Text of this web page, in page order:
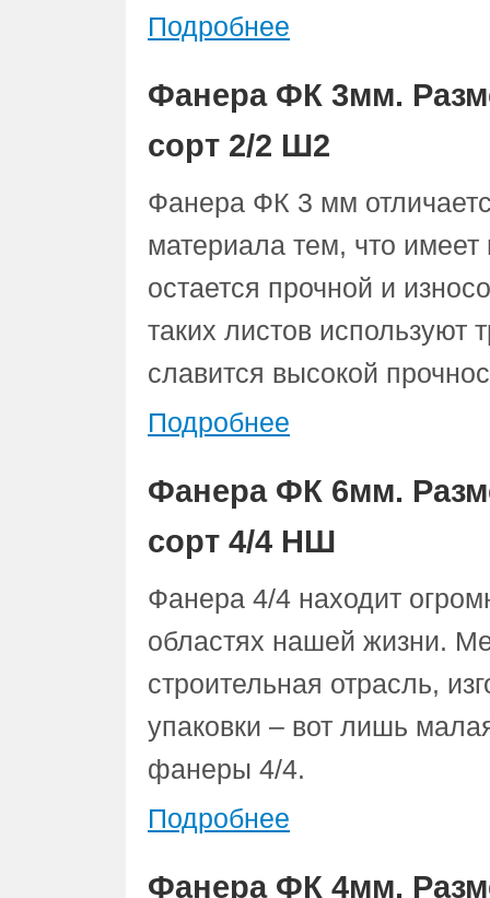
Подробнее
Фанера ФК 3мм.
сорт 2/2 Ш2
Фанера ФК 3 мм
материала тем, что
остается прочной и
таких листов используют
славится высокой
Подробнее
Фанера ФК 6мм.
сорт 4/4 НШ
Фанера 4/4 находит
областях нашей жизни.
строительная отрасль,
упаковки – вот лишь
фанеры 4/4.
Подробнее
Фанера ФК 4мм.